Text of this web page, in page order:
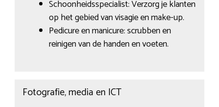
Schoonheidsspecialist: Verzorg je klanten
op het gebied van visagie en make-up.
Pedicure en manicure: scrubben en
reinigen van de handen en voeten.
Fotografie, media en ICT